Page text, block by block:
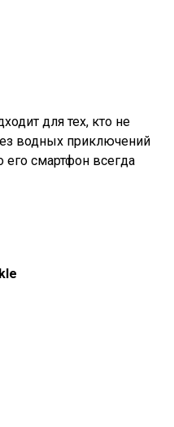
для тех, кто не
водных приключений
его смартфон всегда
e